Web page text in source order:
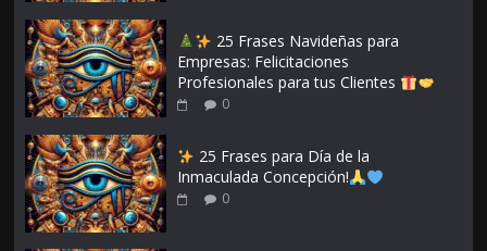
25 Frases Navideñas para
Empresas: Felicitaciones
Profesionales para tus Clientes
0
25 Frases para Día de la
Inmaculada Concepción!
0